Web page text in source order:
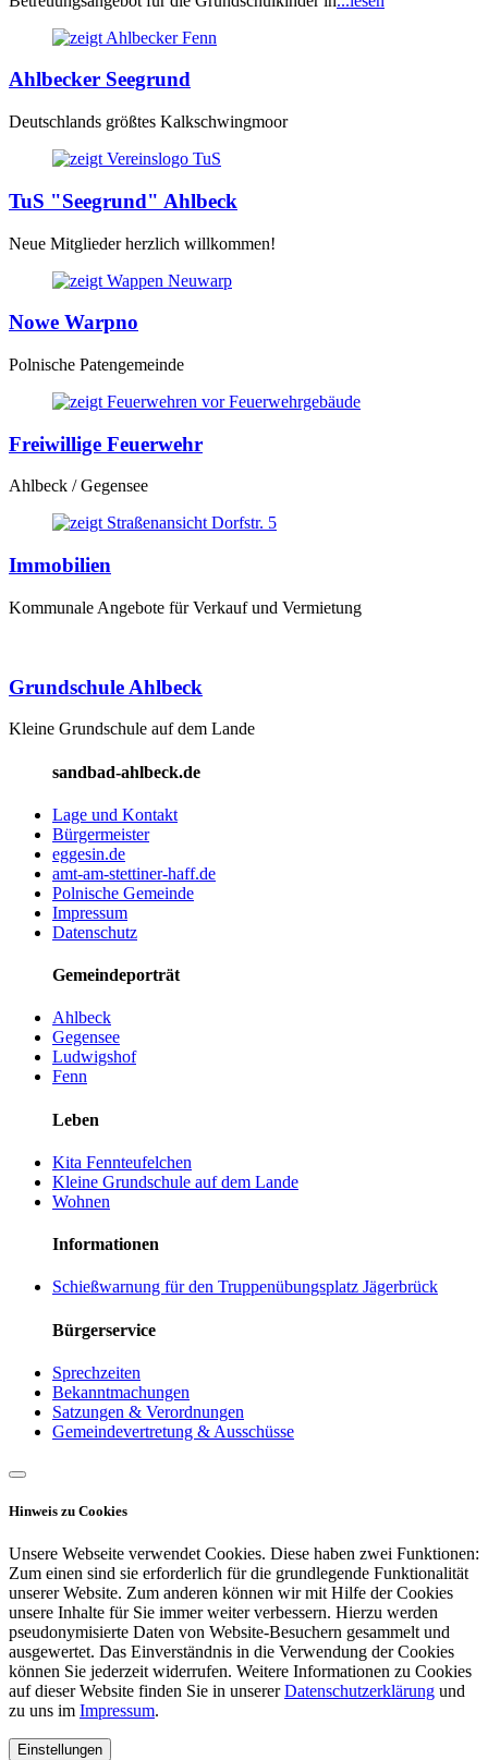
Ahlbecker Seegrund
Deutschlands größtes Kalkschwingmoor
TuS "Seegrund" Ahlbeck
Neue Mitglieder herzlich willkommen!
Nowe Warpno
Polnische Patengemeinde
Freiwillige Feuerwehr
Ahlbeck / Gegensee
Immobilien
Kommunale Angebote für Verkauf und Vermietung
Grundschule Ahlbeck
Kleine Grundschule auf dem Lande
sandbad-ahlbeck.de
Lage und Kontakt
Bürgermeister
eggesin.de
amt-am-stettiner-haff.de
Polnische Gemeinde
Impressum
Datenschutz
Gemeindeporträt
Ahlbeck
Gegensee
Ludwigshof
Fenn
Leben
Kita Fennteufelchen
Kleine Grundschule auf dem Lande
Wohnen
Informationen
Schießwarnung für den Truppenübungsplatz Jägerbrück
Bürgerservice
Sprechzeiten
Bekanntmachungen
Satzungen & Verordnungen
Gemeindevertretung & Ausschüsse
Hinweis zu Cookies
Unsere Webseite verwendet Cookies. Diese haben zwei Funktionen:
Zum einen sind sie erforderlich für die grundlegende Funktionalität
unserer Website. Zum anderen können wir mit Hilfe der Cookies
unsere Inhalte für Sie immer weiter verbessern. Hierzu werden
pseudonymisierte Daten von Website-Besuchern gesammelt und
ausgewertet. Das Einverständnis in die Verwendung der Cookies
können Sie jederzeit widerrufen. Weitere Informationen zu Cookies
auf dieser Website finden Sie in unsererDatenschutzerklärung und
zu uns im Impressum.
Einstellungen